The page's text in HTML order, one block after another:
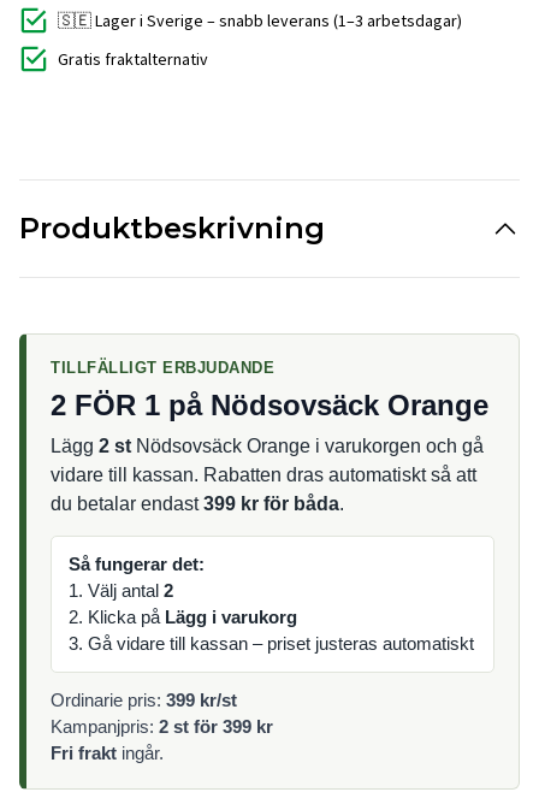
🇸🇪 Lager i Sverige – snabb leverans (1–3 arbetsdagar)
Gratis fraktalternativ
Produktbeskrivning
TILLFÄLLIGT ERBJUDANDE
2 FÖR 1 på Nödsovsäck Orange
Lägg 2 st Nödsovsäck Orange i varukorgen och gå
vidare till kassan. Rabatten dras automatiskt så att
du betalar endast399 kr för båda.
Så fungerar det:
1. Välj antal 2
2. Klicka på Lägg i varukorg
3. Gå vidare till kassan – priset justeras automatiskt
Ordinarie pris: 399 kr/st
Kampanjpris: 2 st för 399 kr
Fri frakt ingår.